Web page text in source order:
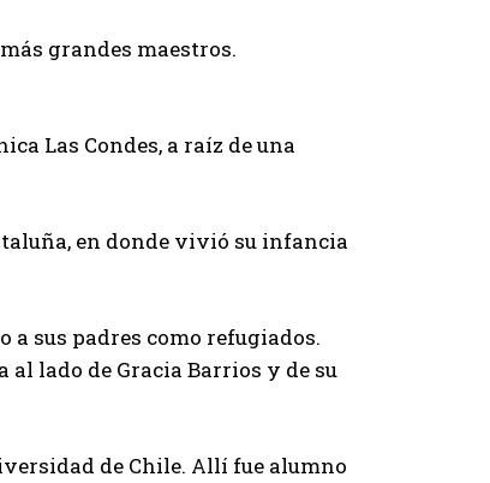
grandes maestros.
Las Condes, a raíz de una
en donde vivió su infancia
a sus padres como refugiados.
lado de Gracia Barrios y de su
de Chile. Allí fue alumno